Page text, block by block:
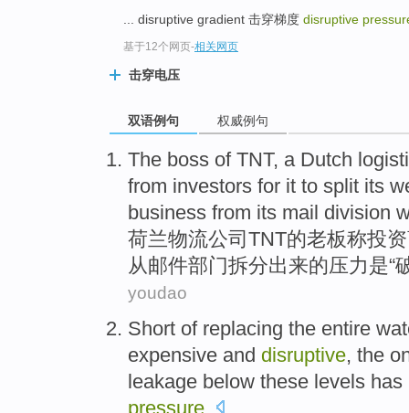
... disruptive gradient 击穿梯度 disruptive
基于12个网页-相关网页
击穿电压
双语例句 权威例句
The boss of TNT, a Dutch
from investors for it to split its
business from its mail division
荷兰物流公司 TNT的老板称投
从邮件部门拆分出来的压力是“
youdao
Short of replacing the entire
expensive and disruptive, the
leakage below these levels
pressure.